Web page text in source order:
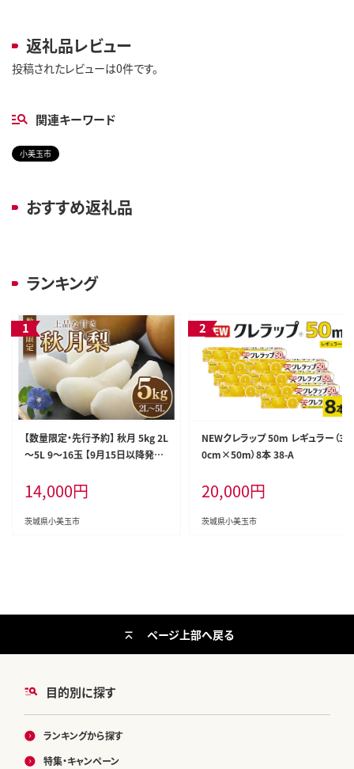
返礼品レビュー
投稿されたレビューは0件です。
関連キーワード
小美玉市
おすすめ返礼品
ランキング
【数量限定・先行予約】 秋月 5kg 2L
～5L 9～16玉 【9月15日以降発送
14,000円
茨城県小美玉市
NEWクレラップ 50m レギュラー（3
0cm×50m）8本 38-A
20,000円
茨城県小美玉市
目的別に探す
ランキングから探す
特集・キャンペーン
ページ上部へ戻る